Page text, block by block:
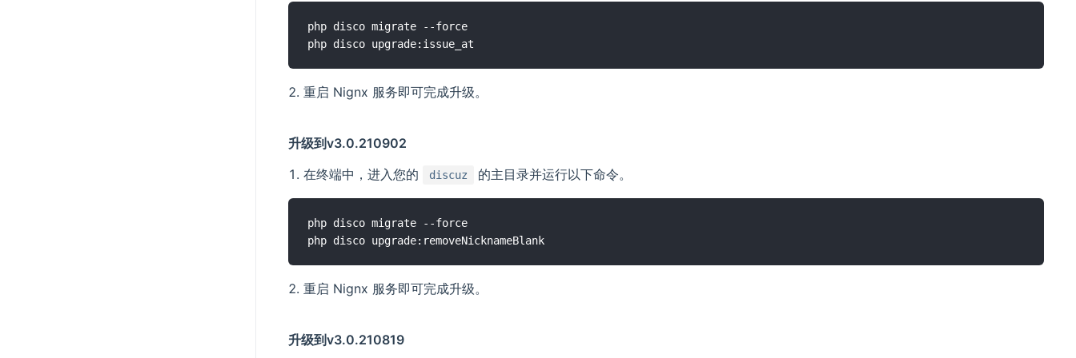
php disco migrate --force
重启 Nignx 服务即可完成升级。
升级到v3.0.210902
在终端中，进入您的
discuz 的主目录并运行以下命令。
php disco migrate --force
重启 Nignx 服务即可完成升级。
升级到v3.0.210819